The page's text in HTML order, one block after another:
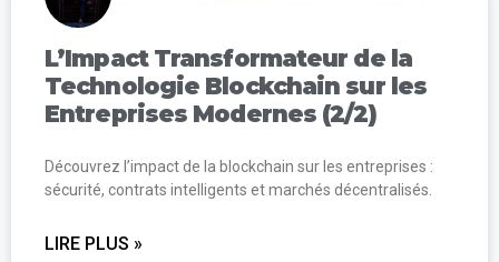
L’Impact Transformateur de la
Technologie Blockchain sur les
Entreprises Modernes (2/2)
Découvrez l’impact de la blockchain sur les entreprises :
sécurité, contrats intelligents et marchés décentralisés.
LIRE PLUS »